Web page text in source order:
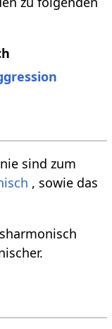
sind zum
, sowie das